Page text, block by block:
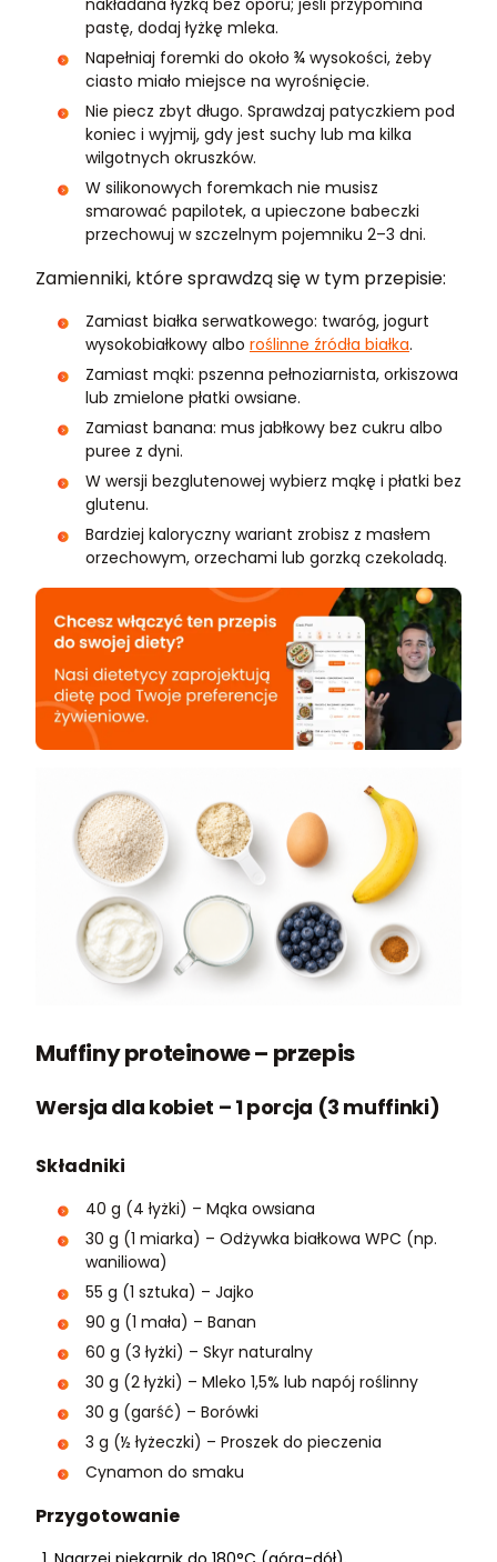
nakładana łyżką bez oporu; jeśli przypomina
pastę, dodaj łyżkę mleka.
Napełniaj foremki do około ¾ wysokości, żeby
ciasto miało miejsce na wyrośnięcie.
Nie piecz zbyt długo. Sprawdzaj patyczkiem pod
koniec i wyjmij, gdy jest suchy lub ma kilka
wilgotnych okruszków.
W silikonowych foremkach nie musisz
smarować papilotek, a upieczone babeczki
przechowuj w szczelnym pojemniku 2–3 dni.
Zamienniki, które sprawdzą się w tym przepisie:
Zamiast białka serwatkowego: twaróg, jogurt
wysokobiałkowy albo roślinne źródła białka.
Zamiast mąki: pszenna pełnoziarnista, orkiszowa
lub zmielone płatki owsiane.
Zamiast banana: mus jabłkowy bez cukru albo
puree z dyni.
W wersji bezglutenowej wybierz mąkę i płatki bez
glutenu.
Bardziej kaloryczny wariant zrobisz z masłem
orzechowym, orzechami lub gorzką czekoladą.
Muffiny proteinowe – przepis
Wersja dla kobiet – 1 porcja (3 muffinki)
Składniki
40 g (4 łyżki) – Mąka owsiana
30 g (1 miarka) – Odżywka białkowa WPC (np.
waniliowa)
55 g (1 sztuka) – Jajko
90 g (1 mała) – Banan
60 g (3 łyżki) – Skyr naturalny
30 g (2 łyżki) – Mleko 1,5% lub napój roślinny
30 g (garść) – Borówki
3 g (½ łyżeczki) – Proszek do pieczenia
Cynamon do smaku
Przygotowanie